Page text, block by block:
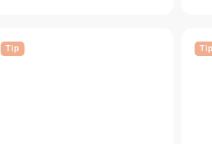
Tip Tip